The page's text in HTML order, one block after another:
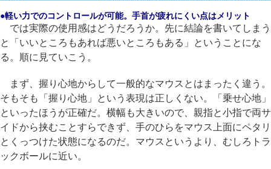
●軽い力でのコントロールが可能。手首が疲れにくい点はメリット
では実際の使用感はどうだろうか。先に結論を書いてしまう
と「いいところもあれば悪いところもある」ということにな
る。順に見ていこう。
まず、握り心地からして一般的なマウスとはまったく違う。
そもそも「握り心地」という表現は正しくない。「乗せ心地」
といったほうが正確だ。横幅も大きいので、親指と小指で両サ
イドから挟むことすらできず、手のひらをマウス上面にペタリ
とくっつけた状態になるのだ。マウスというより、むしろトラ
ックボールに近い。